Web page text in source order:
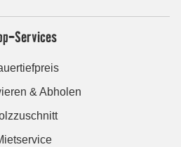
Services
& Abholen